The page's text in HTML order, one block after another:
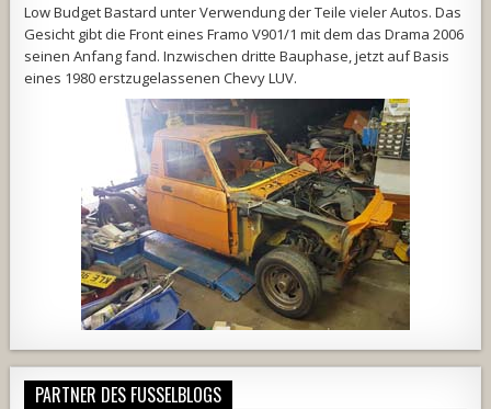
Low Budget Bastard unter Verwendung der Teile vieler Autos. Das
Gesicht gibt die Front eines Framo V901/1 mit dem das Drama 2006
seinen Anfang fand. Inzwischen dritte Bauphase, jetzt auf Basis
eines 1980 erstzugelassenen Chevy LUV.
PARTNER DES FUSSELBLOGS